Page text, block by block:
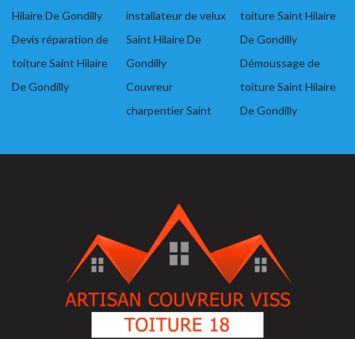
Hilaire De Gondilly
Devis réparation de
toiture Saint Hilaire
De Gondilly
installateur de velux
Saint Hilaire De
Gondilly
Couvreur
charpentier Saint
toiture Saint Hilaire
De Gondilly
Démoussage de
toiture Saint Hilaire
De Gondilly